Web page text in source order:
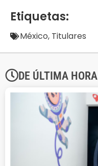
Etiquetas:
México, Titulares
DE ÚLTIMA HORA